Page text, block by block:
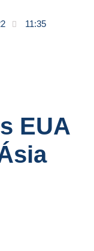
11:35
EUA